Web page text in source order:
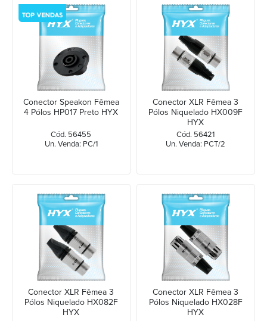
Conector Speakon Fêmea
4 Pólos HP017 Preto HYX
Cód. 56455
Un. Venda: PC/1
Conector XLR Fêmea 3
Pólos Niquelado HX009F
HYX
Cód. 56421
Un. Venda: PCT/2
Conector XLR Fêmea 3
Pólos Niquelado HX082F
HYX
Conector XLR Fêmea 3
Pólos Niquelado HX028F
HYX